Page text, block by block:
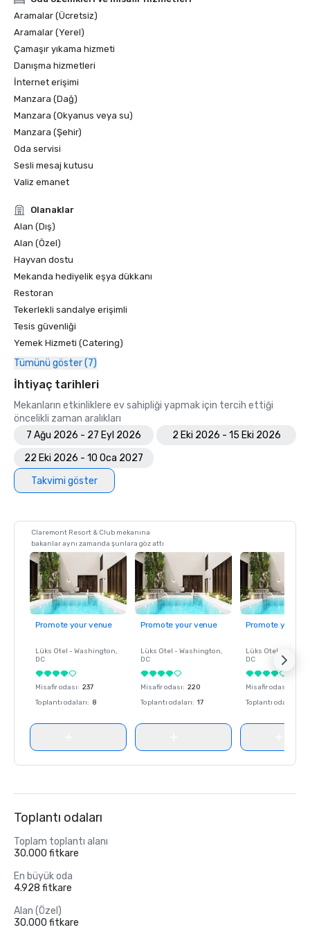
Aramalar (Ücretsiz)
Aramalar (Yerel)
Çamaşır yıkama hizmeti
Danışma hizmetleri
İnternet erişimi
Manzara (Dağ)
Manzara (Okyanus veya su)
Manzara (Şehir)
Oda servisi
Sesli mesaj kutusu
Valiz emanet
Olanaklar
Alan (Dış)
Alan (Özel)
Hayvan dostu
Mekanda hediyelik eşya dükkanı
Restoran
Tekerlekli sandalye erişimli
Tesis güvenliği
Yemek Hizmeti (Catering)
Tümünü göster (7)
İhtiyaç tarihleri
Mekanların etkinliklere ev sahipliği yapmak için tercih ettiği
öncelikli zaman aralıkları
7 Ağu 2026 - 27 Eyl 2026
2 Eki 2026 - 15 Eki 2026
22 Eki 2026 - 10 Oca 2027
Takvimi göster
Claremont Resort & Club mekanına
bakanlar aynı zamanda şunlara göz attı
Promote your venue
Lüks Otel - Washington,
DC
Misafir odası: 237
Toplantı odaları: 8
Promote your venue
Lüks Otel - Washington,
DC
Misafir odası: 220
Toplantı odaları: 17
Promote your
Lüks Otel -
DC
Misafir odası
Toplantı odaları
Toplantı odaları
Toplam toplantı alanı
30.000 fitkare
En büyük oda
4.928 fitkare
Alan (Özel)
30.000 fitkare